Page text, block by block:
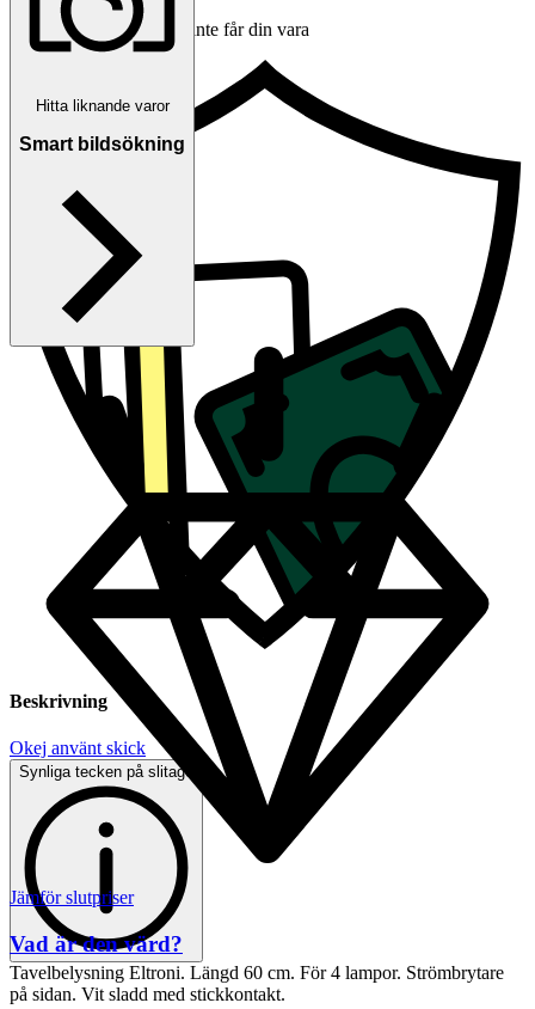
Ersättning om du inte får din vara
Beskrivning
Okej använt skick
Synliga tecken på slitage
Tavelbelysning Eltroni. Längd 60 cm. För 4 lampor. Strömbrytare
på sidan. Vit sladd med stickkontakt.
Hitta liknande varor
Smart bildsökning
Jämför slutpriser
Vad är den värd?